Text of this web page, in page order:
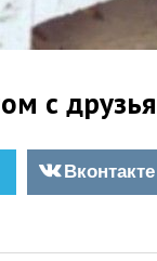
с
Вконтакте